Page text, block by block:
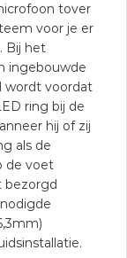
tover
voor je er
Bij het
ingebouwde
wordt voordat
ring bij de
hij of zij
als de
de voet
bezorgd